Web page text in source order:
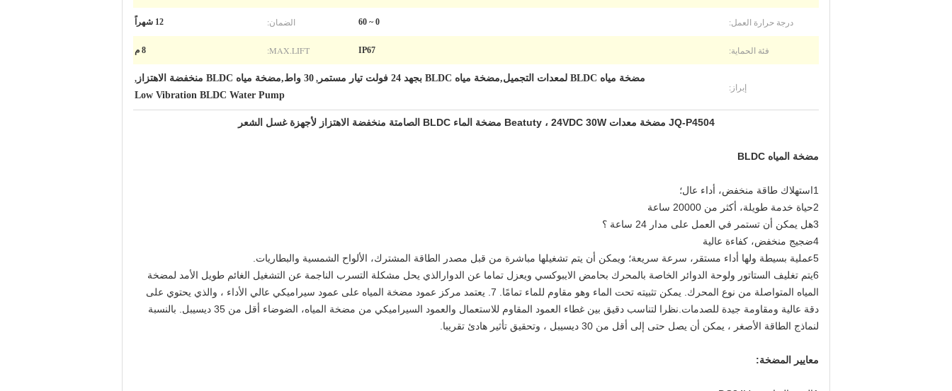
درجة حرارة العمل: 0 ~ 60 الضمان: 12 شهراً
فئة الحماية: IP67
MAX.LIFT: 8 م
إبراز:
مضخة مياه BLDC لمعدات التجميل,مضخة مياه BLDC بجهد 24 فولت تيار مستمر , 30 واط,مضخة مياه BLDC منخفضة الاهتزاز ,
Low Vibration BLDC Water Pump
JQ-P4504 مضخة معدات Beatuty ، 24VDC 30W مضخة الماء BLDC الصامتة منخفضة الاهتزاز لأجهزة غسل الشعر
مضخة المياه BLDC
1استهلاك طاقة منخفض، أداء عال؛
2حياة خدمة طويلة، أكثر من 20000 ساعة
3هل يمكن أن تستمر في العمل على مدار 24 ساعة ؟
4ضجيج منخفض، كفاءة عالية
5عملية بسيطة ولها أداء مستقر، سرعة سريعة؛ ويمكن أن يتم تشغيلها مباشرة من قبل مصدر الطاقة المشترك، الألواح الشمسية والبطاريات.
6يتم تغليف الستاتور ولوحة الدوائر الخاصة بالمحرك بحامض الايبوكسي ويعزل تماما عن الدوارالذي يحل مشكلة التسرب الناجمة عن التشغيل الغائم طويل الأمد لمضخة
المياه المتواصلة من نوع المحرك. يمكن تثبيته تحت الماء وهو مقاوم للماء تمامًا. 7. يعتمد مركز عمود مضخة المياه على عمود سيراميكي عالي الأداء ، والذي يحتوي على
دقة عالية ومقاومة جيدة للصدمات.نظرا لتناسب دقيق بين غطاء العمود المقاوم للاستعمال والعمود السيراميكي من مضخة المياه، الضوضاء أقل من 35 ديسيبل. بالنسبة
لنماذج الطاقة الأصغر ، يمكن أن يصل حتى إلى أقل من 30 ديسيبل ، وتحقيق تأثير هادئ تقريبا.
معايير المضخة: